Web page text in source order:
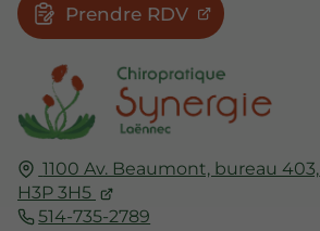
1100 Av. Beaumont, bureau 403,
H3P 3H5
514-735-2789
Prendre RDV